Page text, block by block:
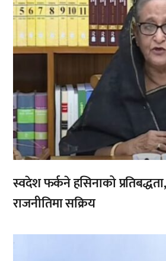
स्वदेश फर्कने हसिनाको
राजनीतिमा सक्रिय
,